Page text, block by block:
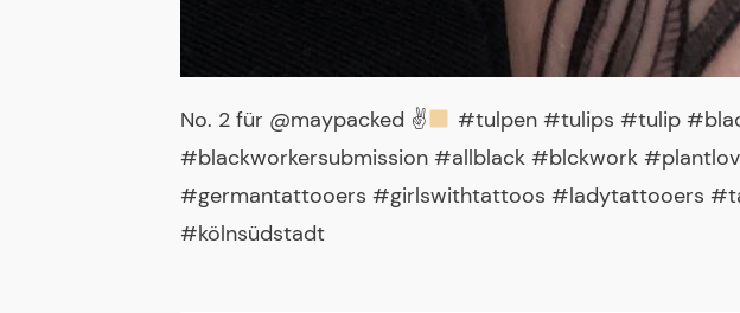
No. 2 für @maypacked ✌
#tulpen #tulips #tulip
#blackworkersubmission #allblack #blckwork
#germantattooers #girlswithtattoos #ladytattooers
#kölnsüdstadt